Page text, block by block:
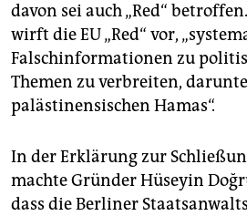
davon sei auch „Red“
wirft die EU „Red“ vor,
Falschinformationen zu
Themen zu verbreiten,
palästinensischen Hamas“.
In der Erklärung zur
machte Gründer Hüseyin
dass die Berliner